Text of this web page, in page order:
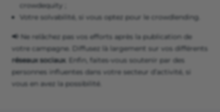
crowdequity ;
Votre solvabilité, si vous optez pour le crowdlending.
📢 Ne relâchez pas vos efforts après la publication de
votre campagne. Diffusez là largement sur vos différents
réseaux sociaux. Enfin, faites-vous soutenir par des
personnes influentes dans votre secteur d’activité, si
vous en avez la possibilité.